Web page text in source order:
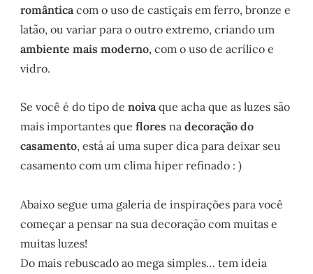
romântica com o uso de castiçais em ferro, bronze e
latão, ou variar para o outro extremo, criando um
ambiente mais moderno, com o uso de acrílico e
vidro.
Se você é do tipo denoiva que acha que as luzes são
mais importantes quefloresnadecoração do
casamento, está aí uma super dica para deixar seu
casamento com um clima hiper refinado : )
Abaixo segue uma galeria de inspirações para você
começar a pensar na sua decoração com muitas e
muitas luzes!
Do mais rebuscado ao mega simples… tem ideia